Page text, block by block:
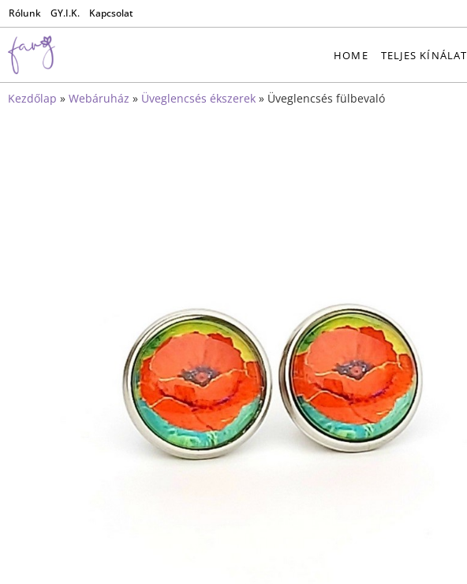
Rólunk GY.I.K. Kapcsolat
HOME TELJES KÍNÁLAT
Kezdőlap » Webáruház » Üveglencsés ékszerek » Üveglencsés fülbevaló